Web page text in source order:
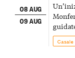
08 AUG
09 AUG